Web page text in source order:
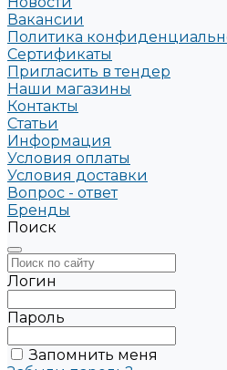
Вакансии
Политика
Сертификаты
Пригласить в тендер
Наши магазины
Контакты
Статьи
Информация
Условия оплаты
Условия доставки
Вопрос - ответ
Бренды
Поиск
Логин
Пароль
Запомнить меня